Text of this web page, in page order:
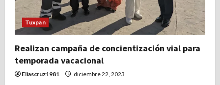
Tuxpan
Realizan campaña de concientización vial para
temporada vacacional
Eliascruz1981 diciembre 22, 2023